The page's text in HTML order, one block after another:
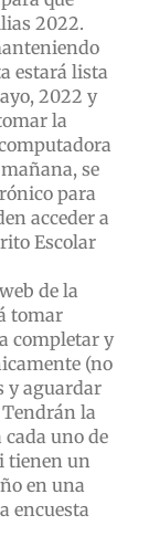
2022.
estará lista
2022 y
la
se
para
acceder a
Escolar
de la
tomar
completar y
(no
y aguardar
Tendrán la
uno de
tienen un
en una
encuesta